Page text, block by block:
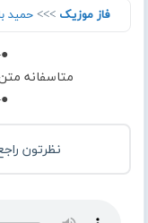
فاز موزیک >>> حمید
متاسفانه
نظرتون